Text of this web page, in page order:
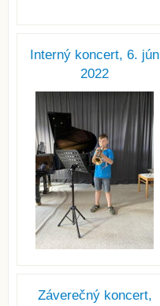
Interný koncert, 6. jún
2022
Záverečný koncert,